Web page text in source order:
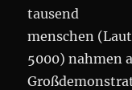
tausend
menschen
5000) nahmen